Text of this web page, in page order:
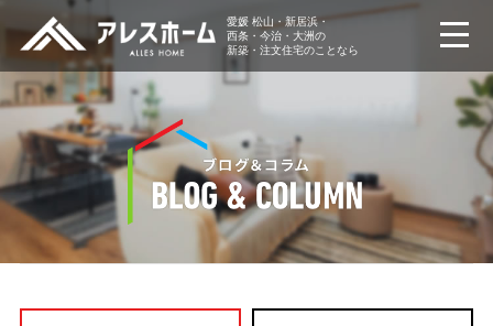
愛媛 松山・新居浜・
西条・今治・大洲の
新築・注文住宅のことなら